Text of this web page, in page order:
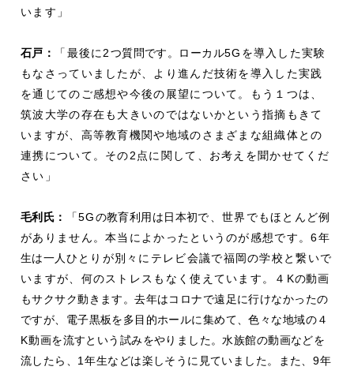
います」
石戸： 「最後に2つ質問です。ローカル5Gを導入した実験
もなさっていましたが、より進んだ技術を導入した実践
を通じてのご感想や今後の展望について。もう１つは、
筑波大学の存在も大きいのではないかという指摘もきて
いますが、高等教育機関や地域のさまざまな組織体との
連携について。その2点に関して、お考えを聞かせてくだ
さい」
毛利 氏： 「5Gの教育利用は日本初で、世界でもほとんど例
がありません。本当によかったというのが感想です。6年
生は一人ひとりが別々にテレビ会議で福岡の学校と繋いで
いますが、何のストレスもなく使えています。４Kの動画
もサクサク動きます。去年はコロナで遠足に行けなかったの
ですが、電子黒板を多目的ホールに集めて、色々な地域の４
K動画を流すという試みをやりました。水族館の動画などを
流したら、 1年生などは楽しそうに見ていました。また、 9年